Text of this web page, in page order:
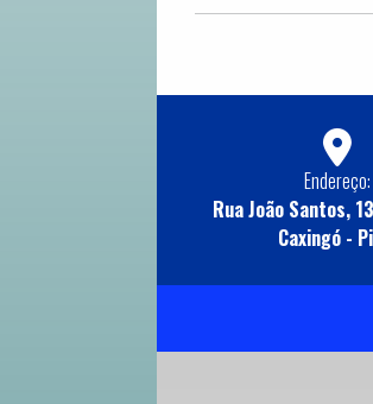
Endereço:
Rua João Santos,
Caxingó -